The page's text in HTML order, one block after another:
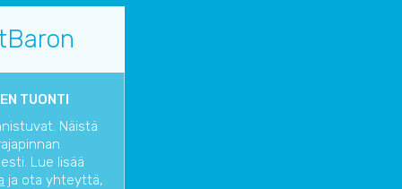
TUONTI
Näistä
Lue lisää
ja ota yhteyttä,